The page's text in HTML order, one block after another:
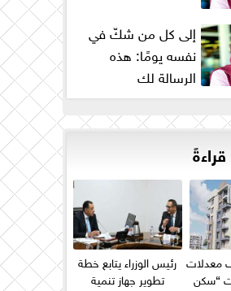
إلى كل من شكّ في
نفسه يومًا: هذه
الرسالة لك
قراءةً
معدلات
“سكن
رئيس الوزراء يتابع خطة
تطوير جهاز تنمية